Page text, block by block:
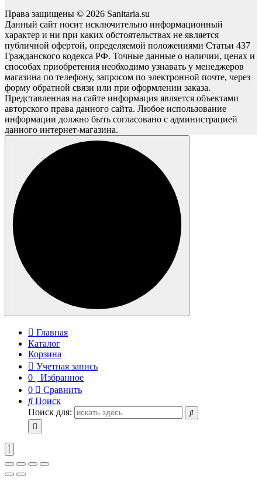
Права защищены © 2026 Sanitaria.su
Данный сайт носит исключительно информационный
характер и ни при каких обстоятельствах не является
публичной офертой, определяемой положениями Статьи 437
Гражданского кодекса РФ. Точные данные о наличии, ценах и
способах приобретения необходимо узнавать у менеджеров
магазина по телефону, запросом по электронной почте, через
форму обратной связи или при оформлении заказа.
Представленная на сайте информация является объектами
авторского права данного сайта. Любое использование
информации должно быть согласовано с администрацией
данного интернет-магазина.
Главная
Каталог
Корзина
Учетная запись
0
Избранное
0
Сравнить
Поиск
Поиск для: